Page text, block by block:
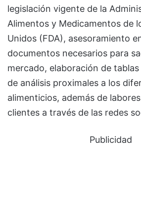
legislación vigente de la
Alimentos y Medicamentos de
Unidos (FDA), asesoramiento
documentos necesarios para
mercado, elaboración de
de análisis proximales a los
alimenticios, además de
clientes a través de las redes
Publicidad